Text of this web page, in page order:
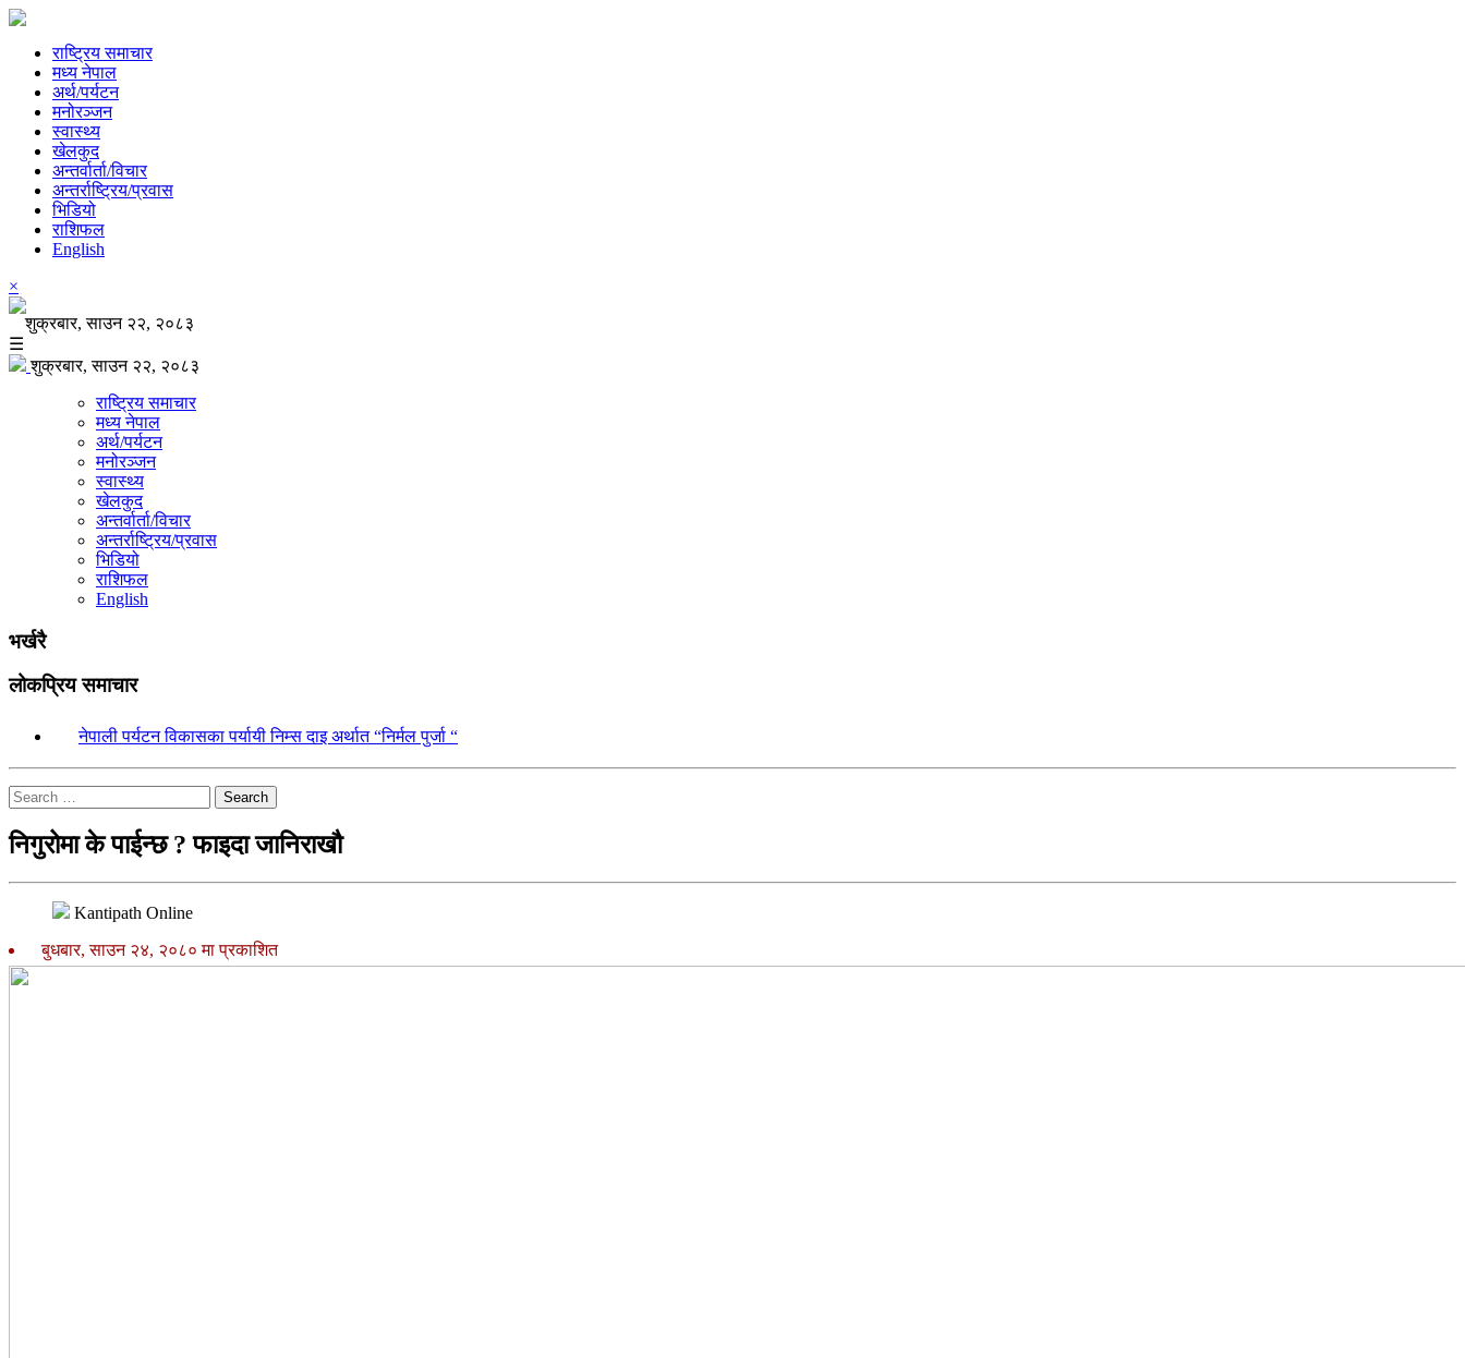
राष्ट्रिय समाचार
मध्य नेपाल
अर्थ/पर्यटन
मनोरञ्जन
स्वास्थ्य
खेलकुद
अन्तर्वार्ता/विचार
अन्तर्राष्ट्रिय/प्रवास
भिडियो
राशिफल
English
×
शुक्रबार, साउन २२, २०८३
☰
शुक्रबार, साउन २२, २०८३
राष्ट्रिय समाचार
मध्य नेपाल
अर्थ/पर्यटन
मनोरञ्जन
स्वास्थ्य
खेलकुद
अन्तर्वार्ता/विचार
अन्तर्राष्ट्रिय/प्रवास
भिडियो
राशिफल
English
भर्खरै
लोकप्रिय समाचार
नेपाली पर्यटन विकासका पर्यायी निम्स दाइ अर्थात “निर्मल पुर्जा “
Search
निगुरोमा के पाईन्छ ? फाइदा जानिराखौ
Kantipath Online
बुधबार, साउन २४, २०८० मा प्रकाशित